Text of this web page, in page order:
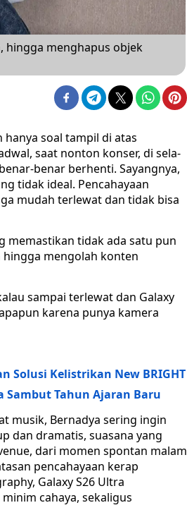
hingga menghapus objek
soal tampil di atas
saat nonton konser, di sela-
benar berhenti. Sayangnya,
tidak ideal. Pencahayaan
mudah terlewat dan tidak bisa
memastikan tidak ada satu pun
mengolah konten
sampai terlewat dan Galaxy
karena punya kamera
Solusi Kelistrikan New BRIGHT
Sambut Tahun Ajaran Baru
musik, Bernadya sering ingin
dan dramatis, suasana yang
dari momen spontan malam
pencahayaan kerap
Galaxy S26 Ultra
cahaya, sekaligus